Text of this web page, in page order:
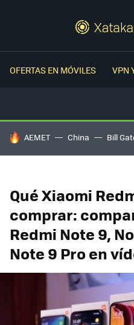
OFERTAS EN MÓVILES VPN
HOY SE HABLA DE
AEMET China Bill
Qué Xiaomi
comprar:
Redmi Note 9,
Note 9 Pro en